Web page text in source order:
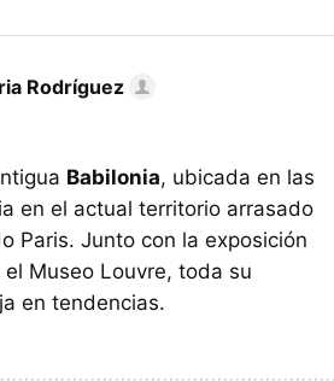
Rodríguez
Babilonia, ubicada en las
en el actual territorio arrasado
Paris. Junto con la exposición
Museo Louvre, toda su
en tendencias.